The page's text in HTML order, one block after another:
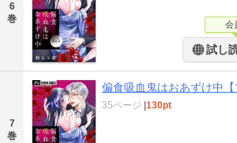
6
巻
会
試し
7
巻
偏食吸血鬼はおあずけ中
35ページ 130pt